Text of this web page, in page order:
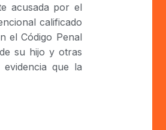
acusada por el
calificado
el Código Penal
su hijo y otras
que la